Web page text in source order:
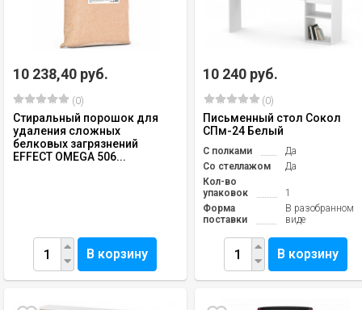
10 238,40 руб.
(0)
Стиральный порошок для
удаления сложных
белковых загрязнений
EFFECT OMEGA 506...
В корзину
10 240 руб.
(0)
Письменный стол Сокол
СПм-24 Белый
С полками
Да
Со стеллажом
Да
Кол-во
упаковок
1
Форма
поставки
В разобранном
виде
В корзину